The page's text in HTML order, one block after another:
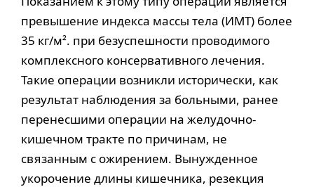
превышение индекса массы тела (ИМТ) более
35 кг/м². при безуспешности проводимого
комплексного консервативного лечения.
Такие операции возникли исторически, как
результат наблюдения за больными, ранее
перенесшими операции на желудочно-
кишечном тракте по причинам, не
связанным с ожирением. Вынужденное
укорочение длины кишечника, резекция